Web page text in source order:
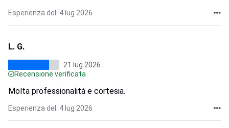
Esperienza del: 4 lug 2026
L. G.
21 lug 2026
Recensione verificata
Molta professionalità e cortesia.
Esperienza del: 4 lug 2026